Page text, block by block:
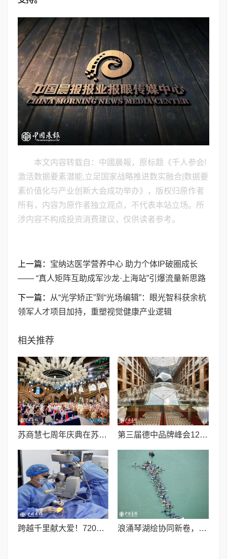
本文内容转载自：中國晨報，原标题《千人参会!
激活数据要素潜能,立足国家战略推进数实融合|数据要
素价值化与产业创新大会成功举办》，版权归原作者
所有，内容为原作者独立观点，不代表本站立场。所
涉内容不构成投资消费建议，仅供读者参考。
上一篇： 宝纳达医学营养中心 助力个体IP破圈成长
—— “真人矩阵互助成军沙龙·上海站”引爆流量新思路
下一篇：
从“光学矫正”到“光场编辑”：眼光智科获余杭
领军人才项目加持，重塑视觉健康产业逻辑
相关推荐
苏商慧七周年庆典在苏州隆重举行 七大联创共启发展新篇章 第三届德中品牌峰会12月将在柏林举办，聚焦人工智能时代品牌全球化发展
跨越千里献大爱！720光明行助力喀什150名白内障老人重获清晰视界 浪涌琴湖绘协同新卷，桨连四城启发展新篇